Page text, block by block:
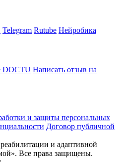
Telegram Rutube Нейробика
DOCTU Написать отзыв на
и защиты персональных
Договор публичной
и адаптивной
Все права защищены.